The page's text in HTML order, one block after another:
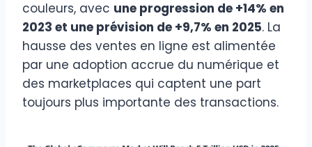
couleurs, avec une progression de +14% en
2023 et une prévision de +9,7% en 2025. La
hausse des ventes en ligne est alimentée
par une adoption accrue du numérique et
des marketplaces qui captent une part
toujours plus importante des transactions.